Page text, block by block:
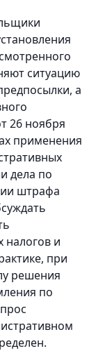
ситуацию
а
26 ноября
применения
дела по
штрафа
налогов и
при
решения
по